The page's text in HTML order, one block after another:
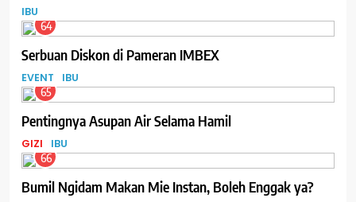
IBU
64
Serbuan Diskon di Pameran IMBEX
EVENT IBU
65
Pentingnya Asupan Air Selama Hamil
GIZI IBU
66
Bumil Ngidam Makan Mie Instan, Boleh Enggak ya?